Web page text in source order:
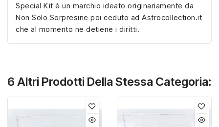
Special Kit è un marchio ideato originariamente da
Non Solo Sorpresine poi ceduto ad Astrocollection.it
che al momento ne detiene i diritti.
6 Altri Prodotti Della Stessa Categoria: